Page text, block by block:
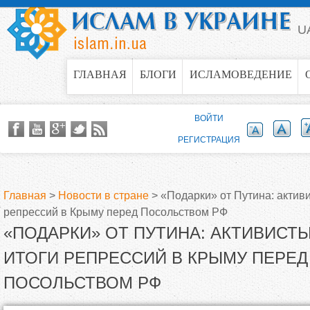
Jump to navigation
ГЛАВНАЯ БЛОГИ ИСЛАМОВЕДЕНИЕ
В
ы
з
Главная > Новости в стране > «Подарки» от Путина:
репрессий в Крыму перед Посольством РФ
«ПОДАРКИ» ОТ ПУТИНА:
ИТОГИ РЕПРЕССИЙ В КРЫМУ ПЕРЕД
ПОСОЛЬСТВОМ РФ
ВОЙТИ
РЕГИСТРАЦИЯ